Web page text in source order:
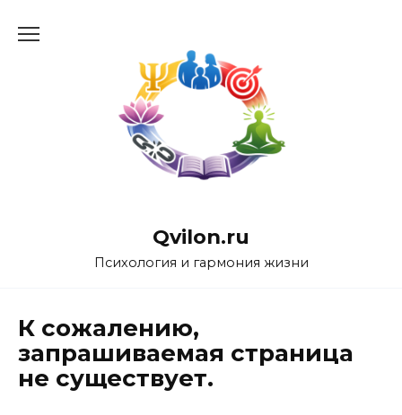
Qvilon.ru
Психология и гармония жизни
К сожалению,
запрашиваемая страница
не существует.